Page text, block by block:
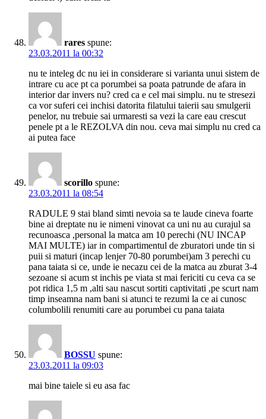
rares spune:
23.03.2011 la 00:32
nu te inteleg dc nu iei in considerare si varianta unui sistem de
intrare cu ace pt ca porumbei sa poata patrunde de afara in
interior dar invers nu? cred ca e cel mai simplu. nu te stresezi
ca vor suferi cei inchisi datorita filatului taierii sau smulgerii
penelor, nu trebuie sai urmaresti sa vezi la care eau crescut
penele pt a le REZOLVA din nou. ceva mai simplu nu cred ca
ai putea face
scorillo spune:
23.03.2011 la 08:54
RADULE 9 stai bland simti nevoia sa te laude cineva foarte
bine ai dreptate nu ie nimeni vinovat ca uni nu au curajul sa
recunoasca ,personal la matca am 10 perechi (NU INCAP
MAI MULTE) iar in compartimentul de zburatori unde tin si
puii si maturi (incap lenjer 70-80 porumbei)am 3 perechi cu
pana taiata si ce, unde ie necazu cei de la matca au zburat 3-4
sezoane si acum st inchis pe viata st mai fericiti cu ceva ca se
pot ridica 1,5 m ,alti sau nascut sortiti captivitati ,pe scurt nam
timp inseamna nam bani si atunci te rezumi la ce ai cunosc
columbolili renumiti care au porumbei cu pana taiata
BOSSU spune:
23.03.2011 la 09:03
mai bine taiele si eu asa fac